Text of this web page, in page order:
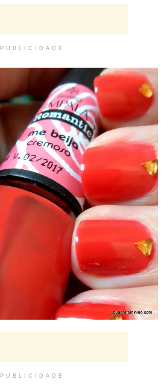
PUBLICIDADE
PUBLICIDADE